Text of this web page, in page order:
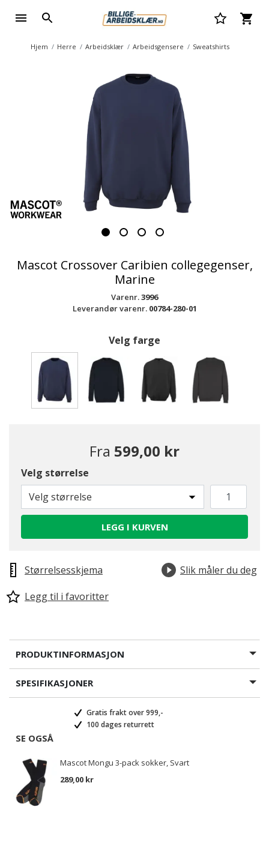
Hjem Herre Arbeidsklær Arbeidsgensere Sweatshirts
Mascot Crossover Caribien collegegenser,
Marine
Varenr.3996
Leverandør varenr. 00784-280-01
Velg farge
Fra 599,00 kr
Velg størrelse
Velg størrelse
LEGG I KURVEN
Størrelsesskjema
Slik måler du deg
Legg til i favoritter
PRODUKTINFORMASJON
SPESIFIKASJONER
Gratis frakt over 999,-
100 dages returrett
SE OGSÅ
Mascot Mongu 3-pack sokker, Svart
289,00 kr